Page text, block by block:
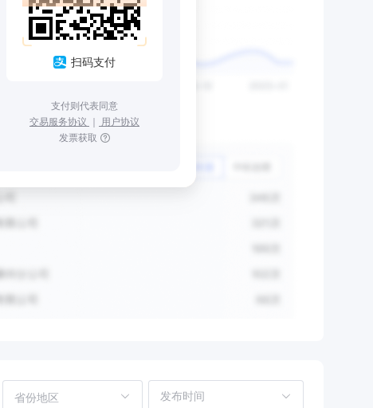
扫码支付
支付则代表同意
交易服务协议 ｜ 用户协议
发票获取
省份地区